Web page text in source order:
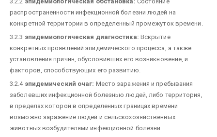
распространенности инфекционной болезни людей на
конкретной территории в определенный промежуток времени.
3.2.3 эпидемиологическая диагностика: Вскрытие
конкретных проявлений эпидемического процесса, а также
установления причин, обусловивших его возникновение, и
факторов, способствующих его развитию.
3.2.4эпидемический очаг: Место заражения и пребывания
заболевших инфекционной болезнью людей, либо территория,
в пределах которой в определенных границах времени
возможно заражение людей и сельскохозяйственных
животных возбудителями инфекционной болезни.